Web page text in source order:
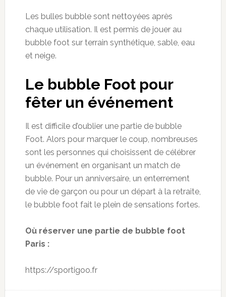
Les bulles bubblesont nettoyées après
chaque utilisation. Il est permis de jouer au
bubblefoot sur terrain synthétique, sable, eau
et neige.
Le bubble Foot pour
fêter un événement
Il est difficile d’oublier une partie de bubble
Foot. Alors pour marquer le coup, nombreuses
sont les personnes qui choisissent de célébrer
un événement en organisant un match de
bubble. Pour un anniversaire, un enterrement
de vie de garçon ou pour un départ à la retraite,
le bubblefoot fait le plein de sensations fortes.
Où réserver une partie de bubble foot
Paris :
https://sportigoo.fr